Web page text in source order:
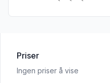
Priser
Ingen priser å vise